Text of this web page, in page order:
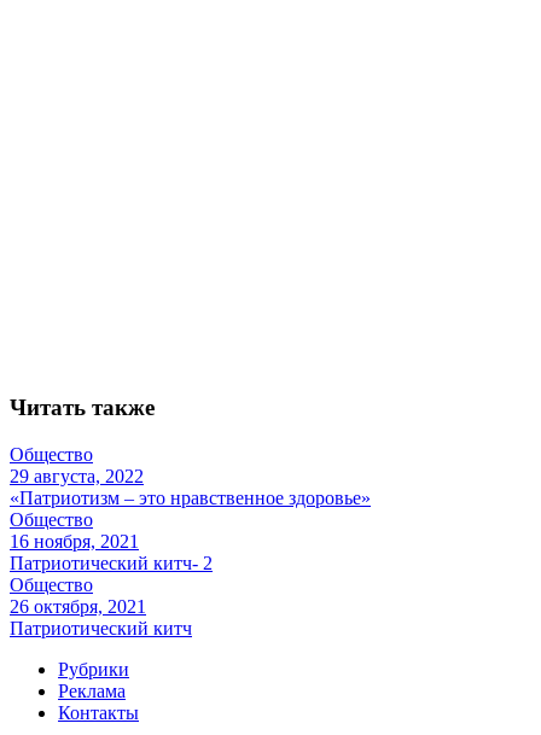
Читать также
Общество
29 августа, 2022
«Патриотизм – это нравственное здоровье»
Общество
16 ноября, 2021
Патриотический китч- 2
Общество
26 октября, 2021
Патриотический китч
Рубрики
Реклама
Контакты